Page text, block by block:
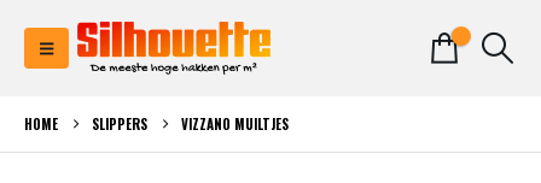
HOME SLIPPERS VIZZANO MUILTJES